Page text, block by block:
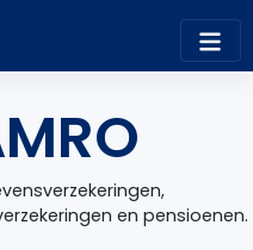
en pensioenen.